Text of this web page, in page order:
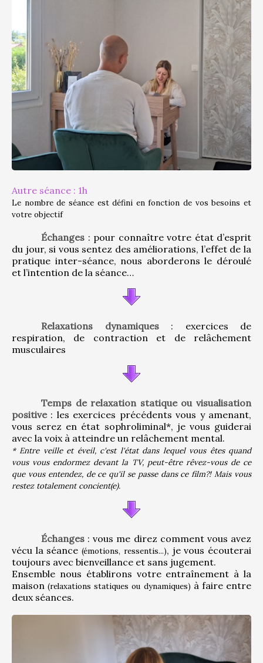
Autre séance : 1h
Le nombre de séance est défini en fonction de vos besoins et
votre objectif
Échanges : pour connaître votre état d’esprit
du jour, si vous sentez des améliorations, l’effet de la
pratique inter-séance, nous aborderons le déroulé
et l’intention de la séance…
Relaxations dynamiques : exercices de
respiration, de contraction et de relâchement
musculaires
Temps de relaxation statique ou visualisation
positive : les exercices précédents vous y amenant,
vous serez en état sophroliminal*, je vous guiderai
avec la voix à atteindre un relâchement mental.
* Entre veille et éveil, c'est l'état dans lequel vous êtes quand
vous vous endormez devant la TV, peut-être rêvez-vous de ce
que vous entendez, de ce qu'il se passe dans ce film?! Mais vous
restez totalement concient(e).
Échanges : vous me direz comment vous avez
vécu la séance (émotions, ressentis...), je vous écouterai
toujours avec bienveillance et sans jugement.
Ensemble nous établirons votre entraînement à la
maison (relaxations statiques ou dynamiques) à faire entre
deux séances.